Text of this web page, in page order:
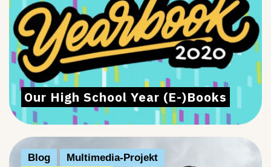
Our High School Year (E-)Books
Blog
Multimedia-Projekt